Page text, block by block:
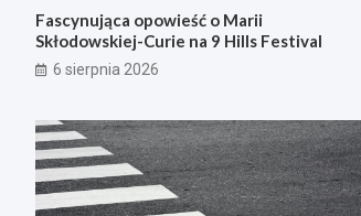
Fascynująca opowieść o Marii
Skłodowskiej-Curie na 9 Hills Festival
6 sierpnia 2026